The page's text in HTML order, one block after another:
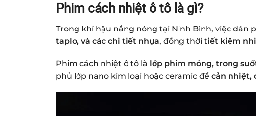
Phim cách nhiệt ô tô là gì?
Trong khí hậu nắng nóng tại Ninh Bình, việc dán
taplo, và các chi tiết nhựa, đồng thời tiết kiệm
Phim cách nhiệt ô tô là lớp phim mỏng, trong
phủ lớp nano kim loại hoặc ceramic để cản nhiệt,